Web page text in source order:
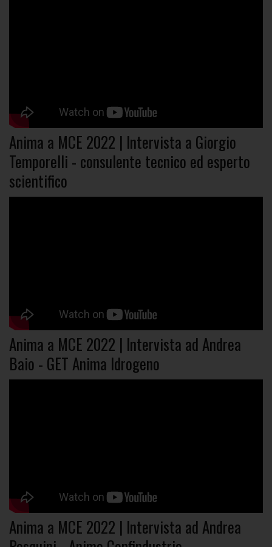
Anima a MCE 2022 | Intervista a Giorgio
Temporelli - consulente tecnico ed esperto
scientifico
Anima a MCE 2022 | Intervista ad Andrea
Baio - GET Anima Idrogeno
Anima a MCE 2022 | Intervista ad Andrea